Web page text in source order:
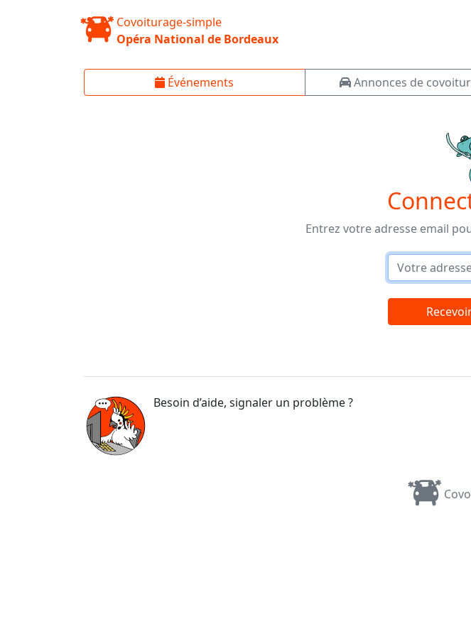
Covoiturage-simple
Opéra National de Bordeaux
Événements Annonces de
Entrez votre adresse email
Besoin d’aide, signaler un problème ?